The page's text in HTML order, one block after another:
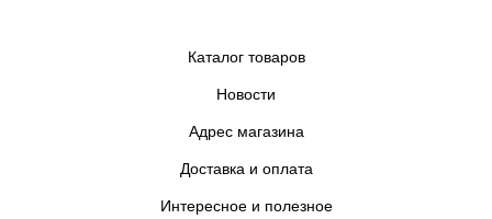
Каталог товаров
Новости
Адрес магазина
Доставка и оплата
Интересное и полезное